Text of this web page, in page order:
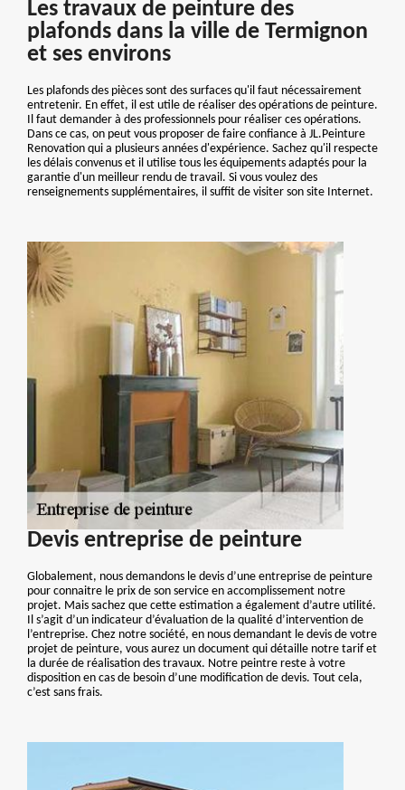
Les travaux de peinture des
plafonds dans la ville de Termignon
et ses environs
Les plafonds des pièces sont des surfaces qu'il faut nécessairement
entretenir. En effet, il est utile de réaliser des opérations de peinture.
Il faut demander à des professionnels pour réaliser ces opérations.
Dans ce cas, on peut vous proposer de faire confiance à JL.Peinture
Renovation qui a plusieurs années d'expérience. Sachez qu'il respecte
les délais convenus et il utilise tous les équipements adaptés pour la
garantie d'un meilleur rendu de travail. Si vous voulez des
renseignements supplémentaires, il suffit de visiter son site Internet.
Devis entreprise de peinture
Globalement, nous demandons le devis d’une entreprise de peinture
pour connaitre le prix de son service en accomplissement notre
projet. Mais sachez que cette estimation a également d’autre utilité.
Il s’agit d’un indicateur d’évaluation de la qualité d’intervention de
l’entreprise. Chez notre société, en nous demandant le devis de votre
projet de peinture, vous aurez un document qui détaille notre tarif et
la durée de réalisation des travaux. Notre peintre reste à votre
disposition en cas de besoin d’une modification de devis. Tout cela,
c’est sans frais.